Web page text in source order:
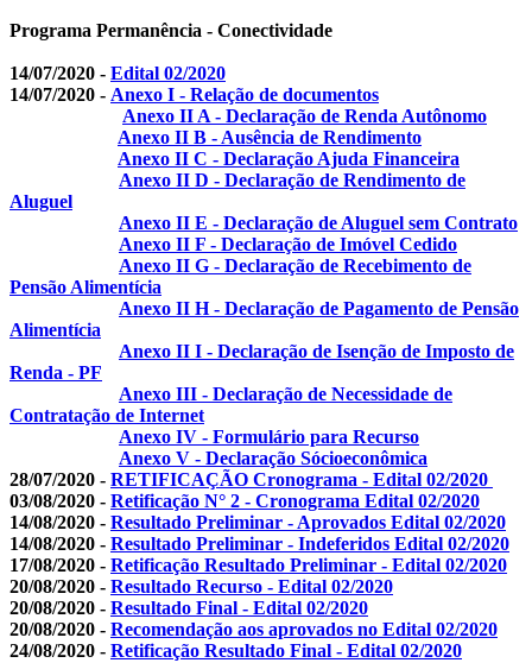
Programa Permanência - Conectividade
14/07/2020 - Edital 02/2020
14/07/2020 - Anexo I - Relação de documentos
Anexo II A - Declaração de Renda Autônomo
Anexo II B - Ausência de Rendimento
Anexo II C - Declaração Ajuda Financeira
Anexo II D - Declaração de Rendimento de
Aluguel
Anexo II E - Declaração de Aluguel sem Contrato
Anexo II F - Declaração de Imóvel Cedido
Anexo II G - Declaração de Recebimento de
Pensão Alimentícia
Anexo II H - Declaração de Pagamento de Pensão
Alimentícia
Anexo II I - Declaração de Isenção de Imposto de
Renda - PF
Anexo III - Declaração de Necessidade de
Contratação de Internet
Anexo IV - Formulário para Recurso
Anexo V - Declaração Sócioeconômica
28/07/2020 - RETIFICAÇÃO Cronograma - Edital 02/2020
03/08/2020 - Retificação N° 2 - Cronograma Edital 02/2020
14/08/2020 - Resultado Preliminar - Aprovados Edital 02/2020
14/08/2020 - Resultado Preliminar - Indeferidos Edital 02/2020
17/08/2020 - Retificação Resultado Preliminar - Edital 02/2020
20/08/2020 - Resultado Recurso - Edital 02/2020
20/08/2020 - Resultado Final - Edital 02/2020
20/08/2020 - Recomendação aos aprovados no Edital 02/2020
24/08/2020 - Retificação Resultado Final - Edital 02/2020